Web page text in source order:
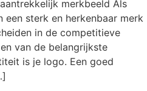
merkbeeld Als
sterk en herkenbaar merk
in de competitieve
van de belangrijkste
is je logo. Een goed